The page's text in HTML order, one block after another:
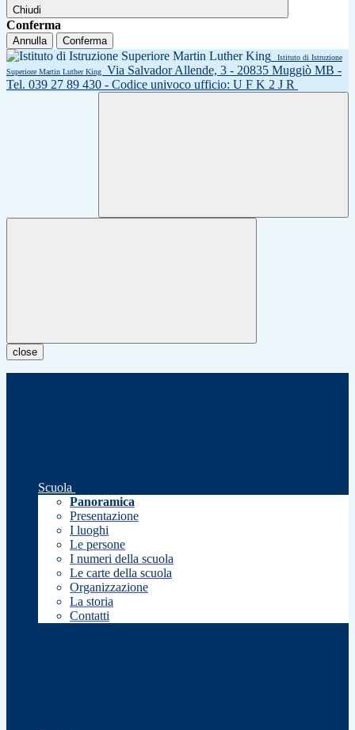
Chiudi
Conferma
Annulla Conferma
Istituto di Istruzione
Superiore Martin Luther King
Via Salvador Allende, 3 - 20835 Muggiò MB -
Tel. 039 27 89 430 - Codice univoco ufficio: U F K 2 J R
close
Scuola
Panoramica
Presentazione
I luoghi
Le persone
I numeri della scuola
Le carte della scuola
Organizzazione
La storia
Contatti